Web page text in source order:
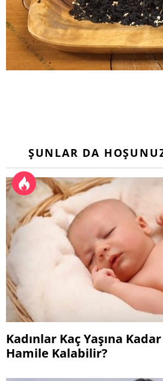
ŞUNLAR DA
Kadınlar Kaç Yaşına
Hamile Kalabilir?